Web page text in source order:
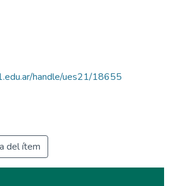
handle/ues21/18655
del ítem